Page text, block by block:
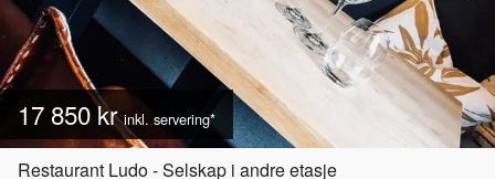
17 850 krinkl. servering*
Restaurant Ludo - Selskap i andre etasje